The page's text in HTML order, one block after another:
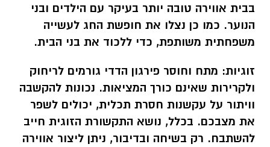
בבית אווירה טובה יותר בעיקר עם הילדים ובני
הנוער. כמו כן נצלו את חופשת החג לעשייה
משפחתית משותפת, כדי ללכוד את בני הבית.
זוגיות: מתח וחוסר פירגון הדדי גורמים לריחוק
ולקרירות שאינם כורך המציאות. נכונות להקשבה
וויתור על עקשנות חסרת תכלית, יכולים לשפר
את מצבכם. בכלל, נושא התקשורת הזוגית חייב
להשתבח. רק בשיחה ובדיבור, ניתן ליצור אווירה